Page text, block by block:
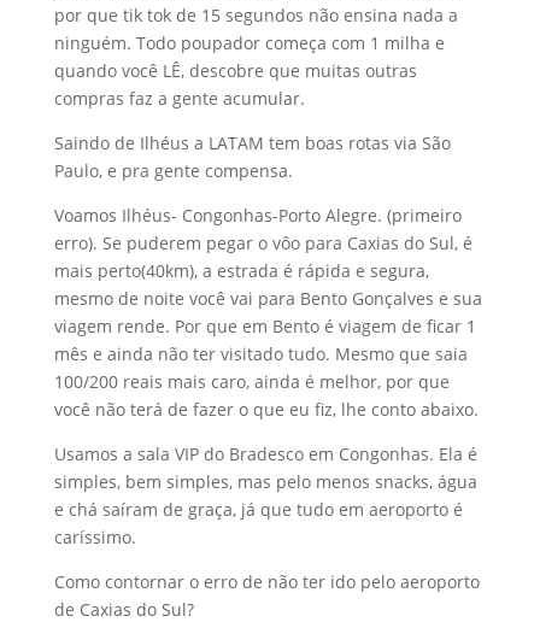
por que tik tok de 15 segundos não ensina nada a
ninguém. Todo poupador começa com 1 milha e
quando você LÊ, descobre que muitas outras
compras faz a gente acumular.
Saindo de Ilhéus a LATAM tem boas rotas via São
Paulo, e pra gente compensa.
Voamos Ilhéus- Congonhas-Porto Alegre. (primeiro
erro). Se puderem pegar o vôo para Caxias do Sul, é
mais perto(40km), a estrada é rápida e segura,
mesmo de noite você vai para Bento Gonçalves e sua
viagem rende. Por que em Bento é viagem de ficar 1
mês e ainda não ter visitado tudo. Mesmo que saia
100/200 reais mais caro, ainda é melhor, por que
você não terá de fazer o que eu fiz, lhe conto abaixo.
Usamos a sala VIP do Bradesco em Congonhas. Ela é
simples, bem simples, mas pelo menos snacks, água
e chá saíram de graça, já que tudo em aeroporto é
caríssimo.
Como contornar o erro de não ter ido pelo aeroporto
de Caxias do Sul?